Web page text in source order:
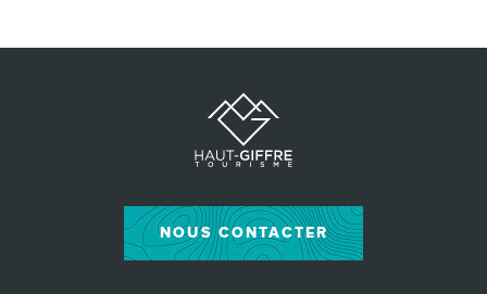
NOUS CONTACTER